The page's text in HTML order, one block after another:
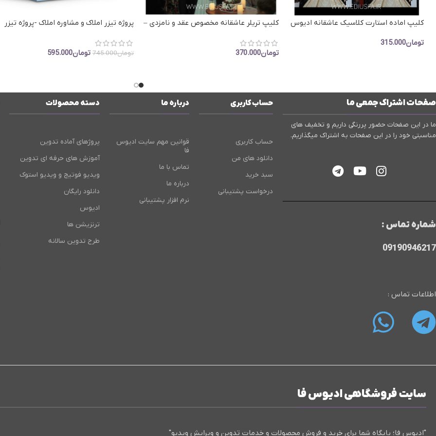
کلیپ اماده استارت کلاسیک عاشقانه ادیوس
تومان315.000
کلیپ تریلر عاشقانه مخصوص عقد و نامزدی –
تومان370.000
پروژه تیزر املاک و مشاوره املاک -پروژه تیزر
تومان745.000 تومان595.000
صفحات اشتراک جمعی ما
ما در این صفحات حضور پررنگی داریم و تخفیف های
مناسبتی خود را در این صفحات به اشتراک میگذاریم.
شماره تماس :
09190946217
اطلاعات تماس :
حساب کاربری
حساب کاربری
دانلود های من
سبد خرید
درخواست پشتیبانی
درباره ما
قوانین مهم سایت ادیوس
فا
تماس با ما
درباره ما
نرم افزار پشتیبانی
دسته محصولات
پروژهای آماده تدوین
آموزش های حرفه ای تدوین
ویدیو فوتیج و ویدیو استوک
دانلود رایگان
ادیوس
ترنزیشن ها
طرح تدوین سالانه
سایت فروشگاهی ادیوس فا
"ادیوس فا؛ پایگاه شما برای خرید و فروش محصولات و خدمات تدوین و ویرایش ویدیو"